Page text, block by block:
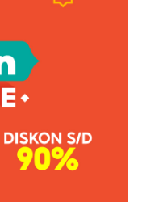
kompak, muat 7
sepertinya
luar kota jarak
keluarga.